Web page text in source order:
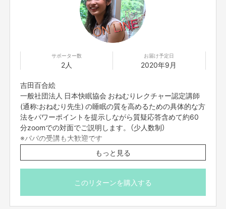
サポーター数
2人
お届け予定日
2020年9月
吉田百合絵
一般社団法人 日本快眠協会 おねむりレクチャー認定講師
(通称:おねむり先生) の睡眠の質を高めるための具体的な方
法をパワーポイントを提示しながら質疑応答含めて約60
分zoomでの対面でご説明します。（少人数制）
※パパの受講も大歓迎です
開催日は８、９月の祝日除いた火〜土。
時間帯は朝10時〜昼12時、14時〜16時、20時〜22時の間
です。
ご購入後メールにてご予約のご案内を送らせていただきま
もっと見る
このリターンを購入する